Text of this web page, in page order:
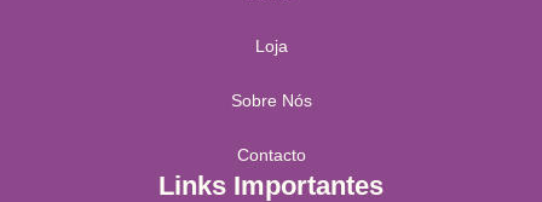
Loja
Sobre Nós
Contacto
Links Importantes